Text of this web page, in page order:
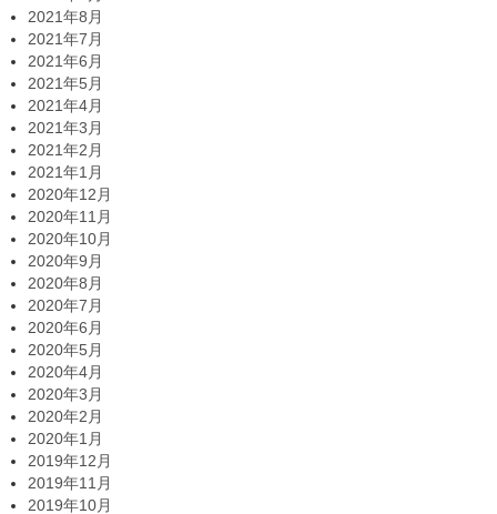
2021年8月
2021年7月
2021年6月
2021年5月
2021年4月
2021年3月
2021年2月
2021年1月
2020年12月
2020年11月
2020年10月
2020年9月
2020年8月
2020年7月
2020年6月
2020年5月
2020年4月
2020年3月
2020年2月
2020年1月
2019年12月
2019年11月
2019年10月